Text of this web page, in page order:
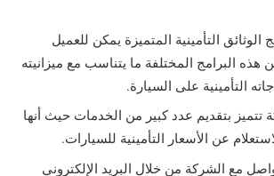
الوثائق التأمينية المتميزة يمكن للعميل
هذه البرامج المختلفة ما يتناسب مع ميزانيته
التأمينية على السيارة.
تتميز بتقديم عدد كبير من الخدمات حيث أنها
عن الأسعار التأمينية للسيارات.
مع الشركة من خلال البريد الإلكتروني